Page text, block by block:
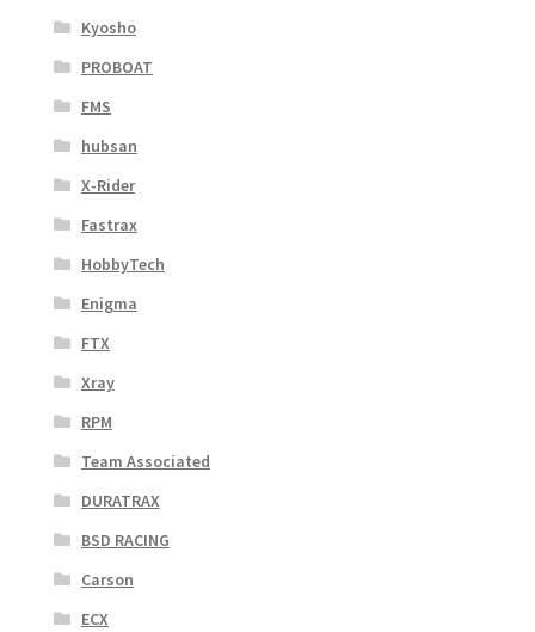
Kyosho
PROBOAT
FMS
hubsan
X-Rider
Fastrax
HobbyTech
Enigma
FTX
Xray
RPM
Team Associated
DURATRAX
BSD RACING
Carson
ECX